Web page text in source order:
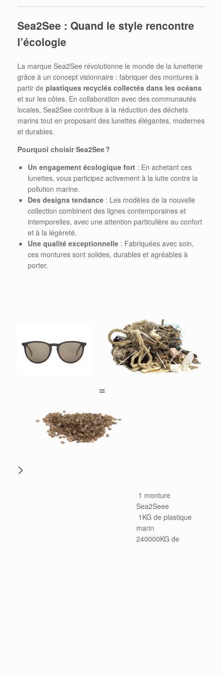
Sea2See : Quand le style rencontre
l’écologie
La marque Sea2See révolutionne le monde de la lunetterie
grâce à un concept visionnaire : fabriquer des montures à
partir de plastiques recyclés collectés dans les océans
et sur les côtes. En collaboration avec des communautés
locales, Sea2See contribue à la réduction des déchets
marins tout en proposant des lunettes élégantes, modernes
et durables.
Pourquoi choisir Sea2See ?
Un engagement écologique fort : En achetant ces
lunettes, vous participez activement à la lutte contre la
pollution marine.
Des designs tendance : Les modèles de la nouvelle
collection combinent des lignes contemporaines et
intemporelles, avec une attention particulière au confort
et à la légèreté.
Une qualité exceptionnelle : Fabriquées avec soin,
ces montures sont solides, durables et agréables à
porter.
=
>
1 monture
Sea2Seee
1KG de plastique
marin
240000KG de